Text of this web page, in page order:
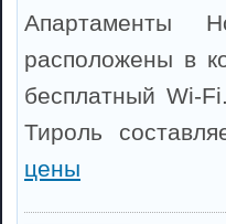
Апартаменты
расположены в
бесплатный Wi-
Тироль
цены